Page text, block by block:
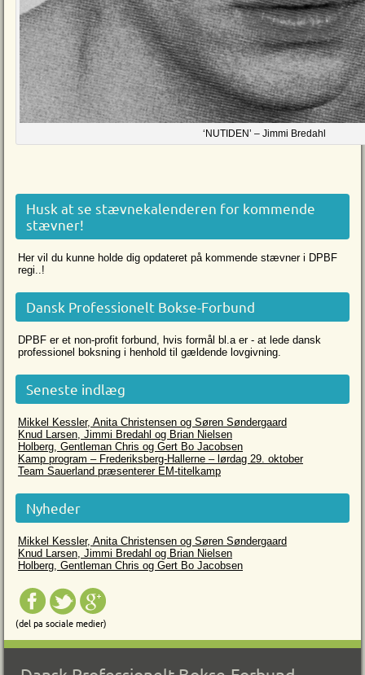
‘NUTIDEN’ – Jimmi Bredahl
Husk at se stævnekalenderen for kommende
stævner!
Her vil du kunne holde dig opdateret på kommende stævner i DPBF
regi..!
Dansk Professionelt Bokse-Forbund
DPBF er et non-profit forbund, hvis formål bl.a er - at lede dansk
professionel boksning i henhold til gældende lovgivning.
Seneste indlæg
Mikkel Kessler, Anita Christensen og Søren Søndergaard
Knud Larsen, Jimmi Bredahl og Brian Nielsen
Holberg, Gentleman Chris og Gert Bo Jacobsen
Kamp program – Frederiksberg-Hallerne – lørdag 29. oktober
Team Sauerland præsenterer EM-titelkamp
Nyheder
Mikkel Kessler, Anita Christensen og Søren Søndergaard
Knud Larsen, Jimmi Bredahl og Brian Nielsen
Holberg, Gentleman Chris og Gert Bo Jacobsen
(del pa sociale medier)